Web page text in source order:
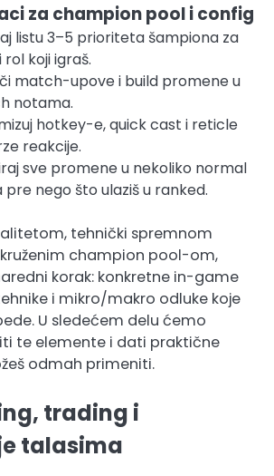
za champion pool i config
listu 3–5 prioriteta šampiona za
rol koji igraš.
match-upove i build promene u
notama.
hotkey-e, quick cast i reticle
reakcije.
sve promene u nekoliko normal
pre nego što ulaziš u ranked.
tehnički spremnom
champion pool-om,
korak: konkretne in-game
i mikro/makro odluke koje
U sledećem delu ćemo
te elemente i dati praktične
odmah primeniti.
trading i
talasima